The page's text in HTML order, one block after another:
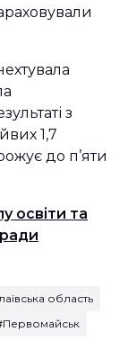
з
1,7
до п’яти
освіти та
область